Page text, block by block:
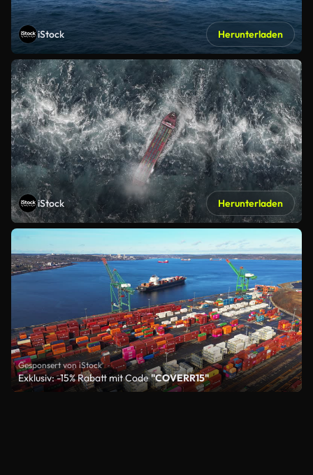
iStock Herunterladen
iStock Herunterladen
Gesponsert von iStock
Exklusiv: -15% Rabatt mit Code"COVERR15"